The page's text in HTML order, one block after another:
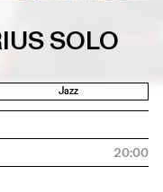
SOLO
Jazz
20:00